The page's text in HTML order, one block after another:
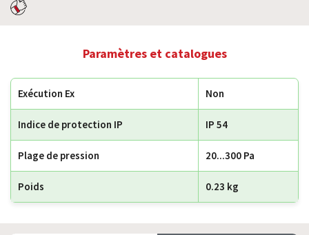
Paramètres et catalogues
Exécution Ex Non
Indice de protection IP IP 54
Plage de pression 20...300 Pa
Poids 0.23 kg